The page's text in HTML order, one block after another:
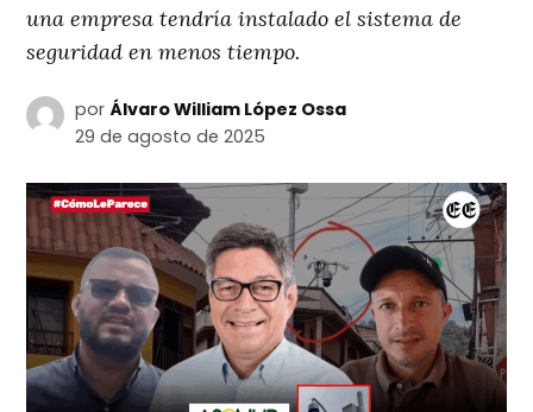
una empresa tendría instalado el sistema de
seguridad en menos tiempo.
por Álvaro William López Ossa
29 de agosto de 2025